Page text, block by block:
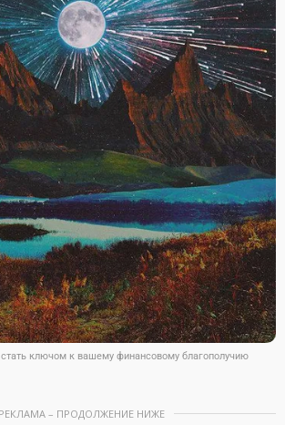
ключом к вашему финансовому благополучию
РЕКЛАМА – ПРОДОЛЖЕНИЕ НИЖЕ